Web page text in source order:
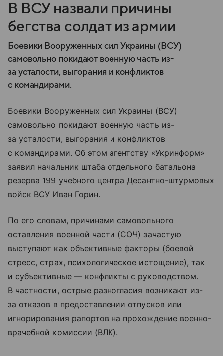
В ВСУ назвали причины
бегства солдат из армии
Боевики Вооруженных сил Украины (ВСУ)
самовольно покидают военную часть из-
за усталости, выгорания и конфликтов
с командирами.
Боевики Вооруженных сил Украины (ВСУ)
самовольно покидают военную часть из-
за усталости, выгорания и конфликтов
с командирами. Об этом агентству «Укринформ»
заявил начальник штаба отдельного батальона
резерва 199 учебного центра Десантно-штурмовых
войск ВСУ Иван Горин.
По его словам, причинами самовольного
оставления военной части (СОЧ) зачастую
выступают как объективные факторы (боевой
стресс, страх, психологическое истощение), так
и субъективные — конфликты с руководством.
В частности, острые разногласия возникают из-
за отказов в предоставлении отпусков или
игнорирования рапортов на прохождение военно-
врачебной комиссии (ВЛК).